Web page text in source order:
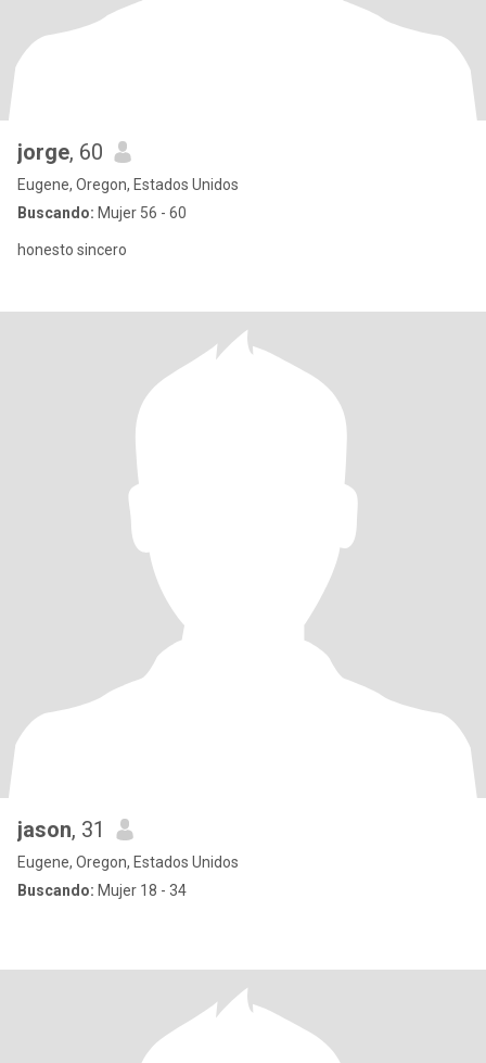
jorge, 60
Eugene, Oregon, Estados Unidos
Buscando: Mujer 56 - 60
honesto sincero
jason, 31
Eugene, Oregon, Estados Unidos
Buscando: Mujer 18 - 34